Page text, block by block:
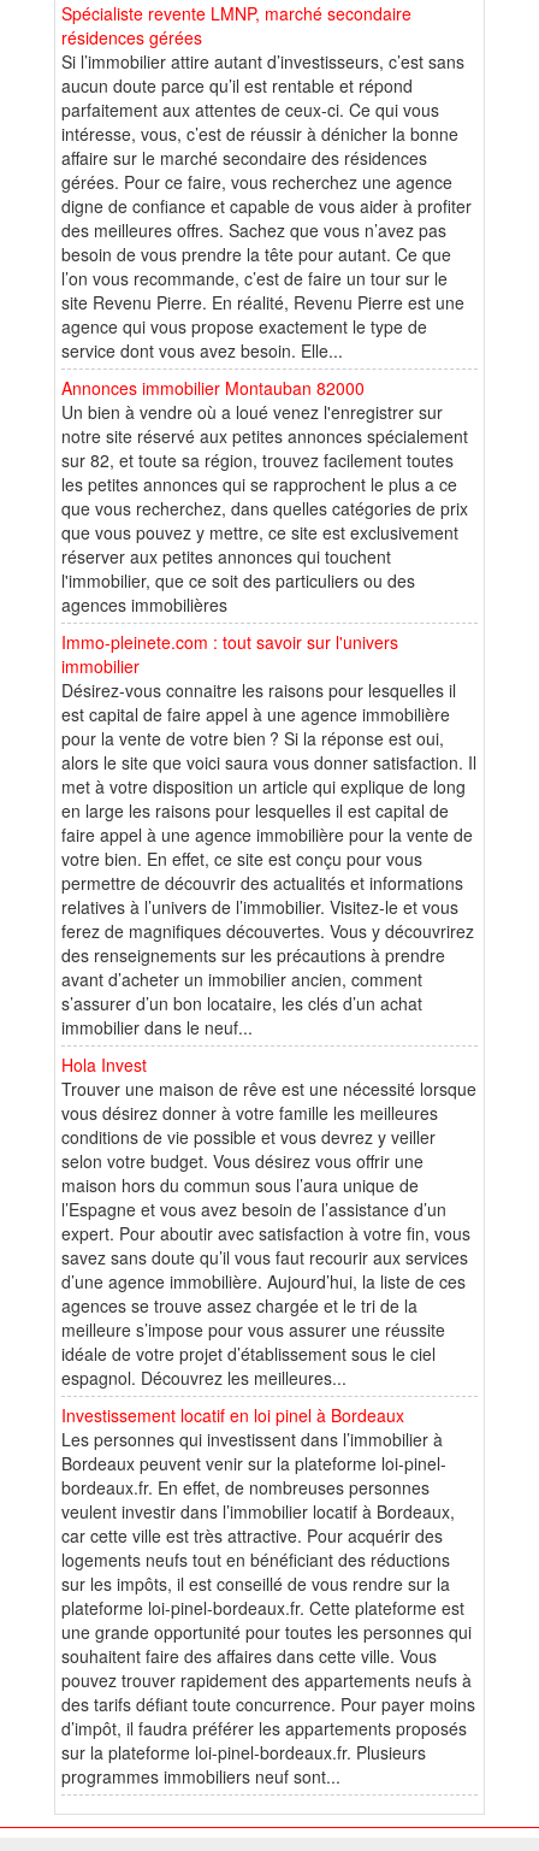
Spécialiste revente LMNP, marché secondaire
résidences gérées
Si l’immobilier attire autant d’investisseurs, c’est sans
aucun doute parce qu’il est rentable et répond
parfaitement aux attentes de ceux-ci. Ce qui vous
intéresse, vous, c’est de réussir à dénicher la bonne
affaire sur le marché secondaire des résidences
gérées. Pour ce faire, vous recherchez une agence
digne de confiance et capable de vous aider à profiter
des meilleures offres. Sachez que vous n’avez pas
besoin de vous prendre la tête pour autant. Ce que
l’on vous recommande, c’est de faire un tour sur le
site Revenu Pierre. En réalité, Revenu Pierre est une
agence qui vous propose exactement le type de
service dont vous avez besoin. Elle...
Annonces immobilier Montauban 82000
Un bien à vendre où a loué venez l'enregistrer sur
notre site réservé aux petites annonces spécialement
sur 82, et toute sa région, trouvez facilement toutes
les petites annonces qui se rapprochent le plus a ce
que vous recherchez, dans quelles catégories de prix
que vous pouvez y mettre, ce site est exclusivement
réserver aux petites annonces qui touchent
l'immobilier, que ce soit des particuliers ou des
agences immobilières
Immo-pleinete.com : tout savoir sur l'univers
immobilier
Désirez-vous connaitre les raisons pour lesquelles il
est capital de faire appel à une agence immobilière
pour la vente de votre bien ? Si la réponse est oui,
alors le site que voici saura vous donner satisfaction. Il
met à votre disposition un article qui explique de long
en large les raisons pour lesquelles il est capital de
faire appel à une agence immobilière pour la vente de
votre bien. En effet, ce site est conçu pour vous
permettre de découvrir des actualités et informations
relatives à l’univers de l’immobilier. Visitez-le et vous
ferez de magnifiques découvertes. Vous y découvrirez
des renseignements sur les précautions à prendre
avant d’acheter un immobilier ancien, comment
s’assurer d’un bon locataire, les clés d’un achat
immobilier dans le neuf...
Hola Invest
Trouver une maison de rêve est une nécessité lorsque
vous désirez donner à votre famille les meilleures
conditions de vie possible et vous devrez y veiller
selon votre budget. Vous désirez vous offrir une
maison hors du commun sous l’aura unique de
l’Espagne et vous avez besoin de l’assistance d’un
expert. Pour aboutir avec satisfaction à votre fin, vous
savez sans doute qu’il vous faut recourir aux services
d’une agence immobilière. Aujourd’hui, la liste de ces
agences se trouve assez chargée et le tri de la
meilleure s’impose pour vous assurer une réussite
idéale de votre projet d’établissement sous le ciel
espagnol. Découvrez les meilleures...
Investissement locatif en loi pinel à Bordeaux
Les personnes qui investissent dans l’immobilier à
Bordeaux peuvent venir sur la plateforme loi-pinel-
bordeaux.fr. En effet, de nombreuses personnes
veulent investir dans l’immobilier locatif à Bordeaux,
car cette ville est très attractive. Pour acquérir des
logements neufs tout en bénéficiant des réductions
sur les impôts, il est conseillé de vous rendre sur la
plateforme loi-pinel-bordeaux.fr. Cette plateforme est
une grande opportunité pour toutes les personnes qui
souhaitent faire des affaires dans cette ville. Vous
pouvez trouver rapidement des appartements neufs à
des tarifs défiant toute concurrence. Pour payer moins
d’impôt, il faudra préférer les appartements proposés
sur la plateforme loi-pinel-bordeaux.fr. Plusieurs
programmes immobiliers neuf sont...